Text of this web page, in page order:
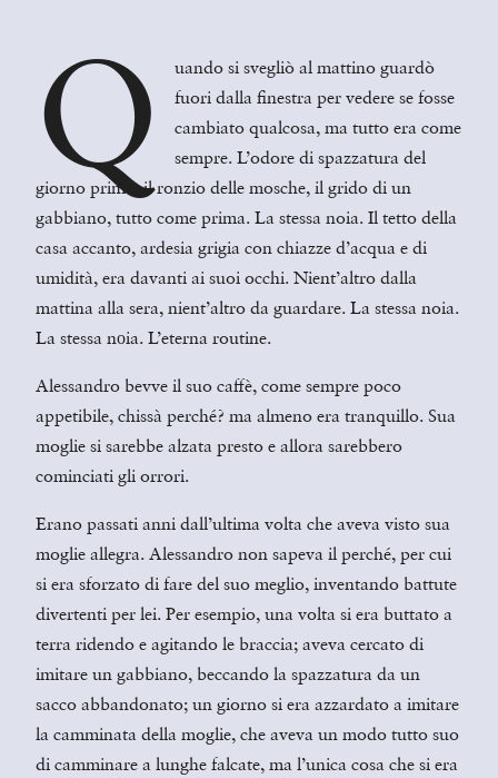
Q
uando si svegliò al mattino guardò
fuori dalla finestra per vedere se fosse
cambiato qualcosa, ma tutto era come
sempre. L’odore di spazzatura del
giorno prima, il ronzio delle mosche, il grido di un
gabbiano, tutto come prima. La stessa noia. Il tetto della
casa accanto, ardesia grigia con chiazze d’acqua e di
umidità, era davanti ai suoi occhi. Nient’altro dalla
mattina alla sera, nient’altro da guardare. La stessa noia.
La stessa nоia. L’eterna routine.
Alessandro bevve il suo caffè, come sempre poco
appetibile, chissà perché? ma almeno era tranquillo. Sua
moglie si sarebbe alzata presto e allora sarebbero
cominciati gli orrori.
Erano passati anni dall’ultima volta che aveva visto sua
moglie allegra. Alessandro non sapeva il perché, per cui
si era sforzato di fare del suo meglio, inventando battute
divertenti per lei. Per esempio, una volta si era buttato a
terra ridendo e agitando le braccia; aveva cercato di
imitare un gabbiano, beccando la spazzatura da un
sacco abbandonato; un giorno si era azzardato a imitare
la camminata della moglie, che aveva un modo tutto suo
di camminare a lunghe falcate, ma l’unica cosa che si era